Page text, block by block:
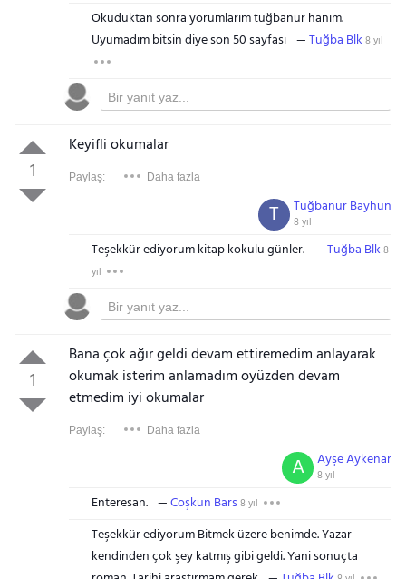
Okuduktan sonra yorumlarım tuğbanur hanım.
Uyumadım bitsin diye son 50 sayfası
Tuğba Blk 8 yıl
1
Keyifli okumalar
Paylaş: Daha fazla
Tuğbanur Bayhun
8 yıl
T
Teşekkür ediyorum kitap kokulu günler. Tuğba Blk 8
yıl
1
Bana çok ağır geldi devam ettiremedim anlayarak
okumak isterim anlamadım oyüzden devam
etmedim iyi okumalar
Paylaş: Daha fazla
Ayşe Aykenar
8 yıl
A
Enteresan. Coşkun Bars8 yıl
Teşekkür ediyorum Bitmek üzere benimde. Yazar
kendinden çok şey katmış gibi geldi. Yani sonuçta